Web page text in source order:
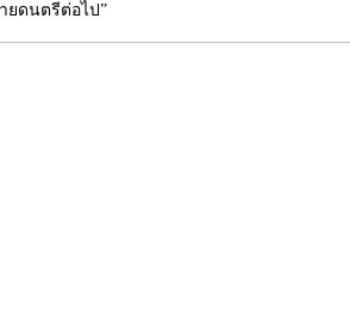
ยดนตรีต่อไป”